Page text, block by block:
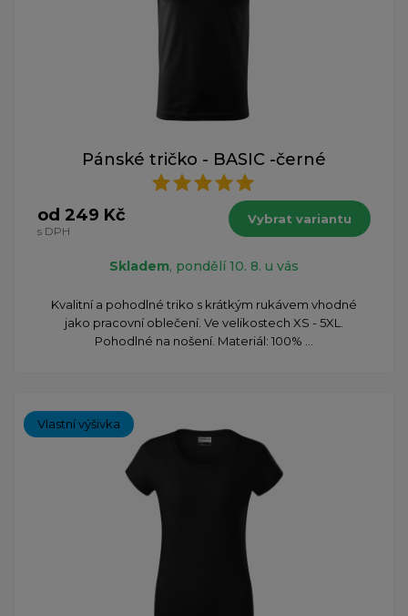
Pánské tričko - BASIC -černé
od 249 Kč
s DPH
Vybrat variantu
Skladem, pondělí 10. 8. u vás
Kvalitní a pohodlné triko s krátkým rukávem vhodné
jako pracovní oblečení. Ve velikostech XS - 5XL.
Pohodlné na nošení. Materiál: 100% ...
Vlastní výšivka